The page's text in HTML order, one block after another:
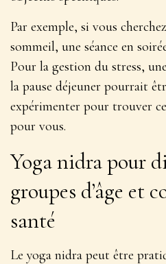
Par exemple, si vous
sommeil, une séance en
Pour la gestion du stress,
la pause déjeuner pourrait
expérimenter pour trouver
pour vous.
Yoga nidra pour
groupes d’âge et
santé
Le yoga nidra peut être